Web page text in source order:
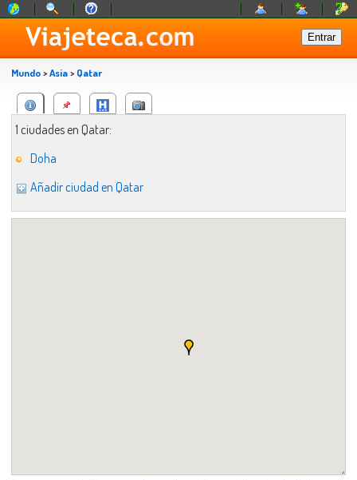
Mundo>Asia> Qatar
1 ciudades en Qatar:
Doha
Añadir ciudad en Qatar